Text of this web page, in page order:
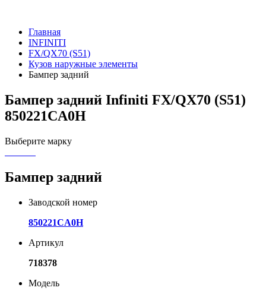
Главная
INFINITI
FX/QX70 (S51)
Кузов наружные элементы
Бампер задний
Бампер задний Infiniti FX/QX70 (S51)
850221CA0H
Выберите марку
Бампер задний
Заводской номер
850221CA0H
Артикул
718378
Модель